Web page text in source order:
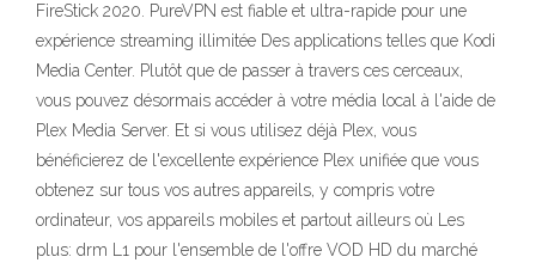
FireStick 2020. PureVPN est fiable et ultra-rapide pour une
expérience streaming illimitée Des applications telles que Kodi
Media Center. Plutôt que de passer à travers ces cerceaux,
vous pouvez désormais accéder à votre média local à l'aide de
Plex Media Server. Et si vous utilisez déjà Plex, vous
bénéficierez de l'excellente expérience Plex unifiée que vous
obtenez sur tous vos autres appareils, y compris votre
ordinateur, vos appareils mobiles et partout ailleurs où Les
plus: drm L1 pour l'ensemble de l'offre VOD HD du marché